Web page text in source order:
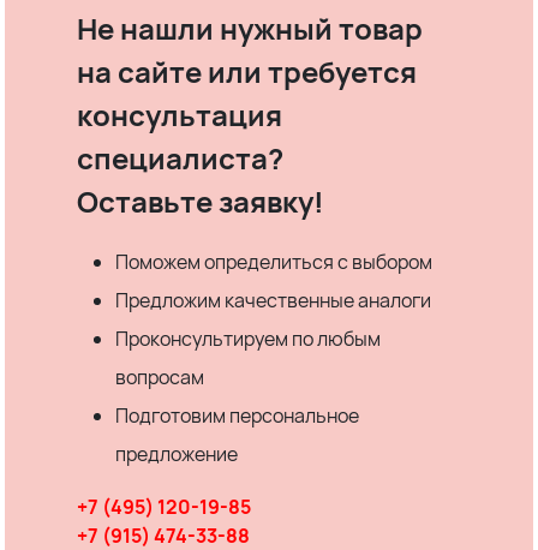
Не нашли нужный товар
на сайте или требуется
консультация
специалиста?
Оставьте заявку!
Поможем определиться с выбором
Предложим качественные аналоги
Проконсультируем по любым
вопросам
Подготовим персональное
предложение
+7 (495) 120-19-85
+7 (915) 474-33-88